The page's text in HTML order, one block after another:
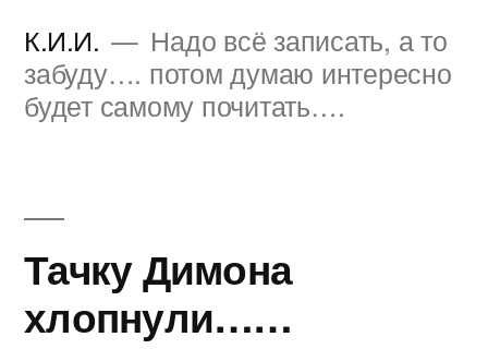
содержимому
К.И.И.
Надо всё записать, а то
забуду…. потом думаю интересно
будет самому почитать….
Тачку Димона
хлопнули……